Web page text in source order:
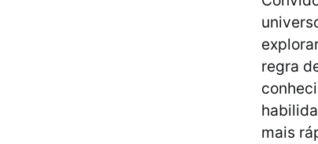
regra
mais